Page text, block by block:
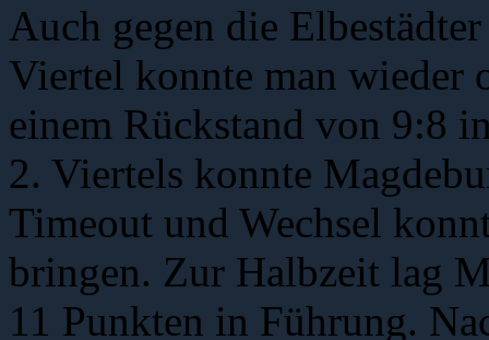
Auch gegen die
Viertel konnte man wieder
einem Rückstand von 9:8
2. Viertels konnte
Timeout und Wechsel
bringen. Zur Halbzeit lag
11 Punkten in Führung.